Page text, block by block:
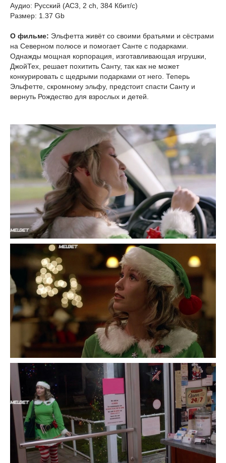
Аудио: Русский (AC3, 2 ch, 384 Кбит/с)
Размер: 1.37 Gb
О фильме: Эльфетта живёт со своими братьями и сёстрами
на Северном полюсе и помогает Санте с подарками.
Однажды мощная корпорация, изготавливающая игрушки,
ДжойТех, решает похитить Санту, так как не может
конкурировать с щедрыми подарками от него. Теперь
Эльфетте, скромному эльфу, предстоит спасти Санту и
вернуть Рождество для взрослых и детей.